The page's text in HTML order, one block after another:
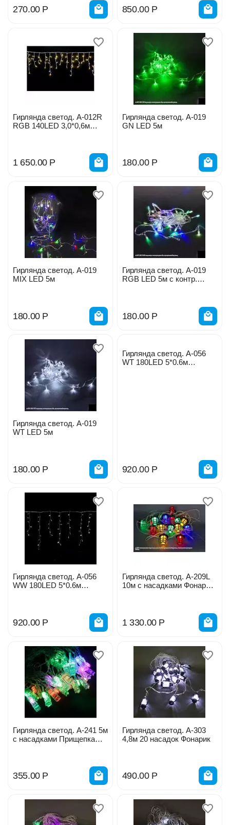
270.00 Р 850.00 Р
Гирлянда светод. А-012R
RGB 140LED 3,0*0,6м
1 650.00 Р
Гирлянда светод. А-019
GN LED 5м
180.00 Р
Гирлянда светод. А-019
MIX LED 5м
180.00 Р
Гирлянда светод. А-019
RGB LED 5м с контр.
180.00 Р
Гирлянда светод. А-019
WT LED 5м
180.00 Р
Гирлянда светод. А-056
WT 180LED 5*0.6м
920.00 Р
Гирлянда светод. А-056
WW 180LED 5*0.6м
920.00 Р
Гирлянда светод. А-209L
10м с насадками Фонарик
1 330.00 Р
Гирлянда светод. А-241 5м
с насадками Прищепка
355.00 Р
Гирлянда светод. А-303
4,8м 20 насадок Фонарик
490.00 Р